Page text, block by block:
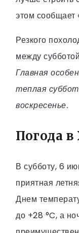
этом сообщает
Резкого
между
Главная
теплая
воскресенье.
Погода
В субботу, 6
приятная
Днем
до +28 °C, а